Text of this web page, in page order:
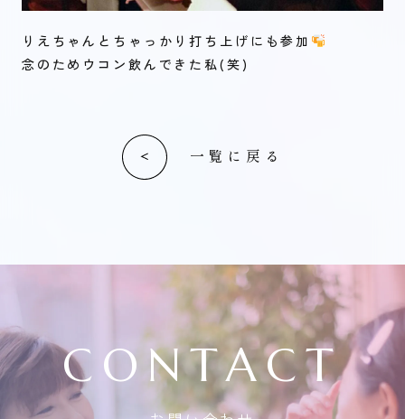
りえちゃんとちゃっかり打ち上げにも参加
念のためウコン飲んできた私(笑)
一覧に戻る
CONTACT